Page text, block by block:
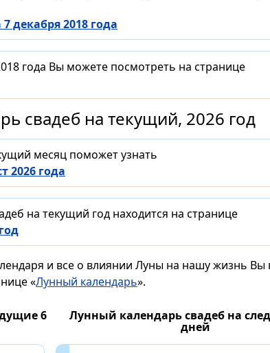
декабря 2018 года
года Вы можете посмотреть на странице
свадеб на текущий, 2026 год
месяц поможет узнать
2026 года
на текущий год находится на странице
и все о влиянии Луны на нашу жизнь Вы
«Лунный календарь».
6 Лунный календарь свадеб на
дней